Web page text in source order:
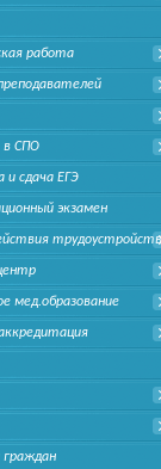
работа
в СПО
и сдача ЕГЭ
экзамен
мед.образование